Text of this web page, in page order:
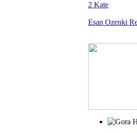
2 Kate
Esan Ozenki